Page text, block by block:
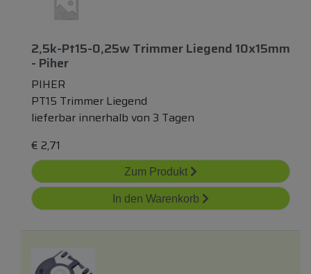
2,5k-Pt15-0,25w Trimmer Liegend 10x15mm
- Piher
PIHER
PT15 Trimmer Liegend
lieferbar innerhalb von 3 Tagen
€ 2,71
Zum Produkt
In den Warenkorb